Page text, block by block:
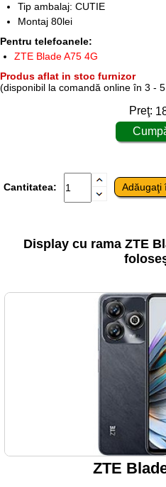
Tip ambalaj: CUTIE
Montaj 80lei
Pentru telefoanele:
ZTE Blade A75 4G
Produs aflat in stoc furnizor
(disponibil la comandă online în 3 -
Preţ:
Cantitatea:
Display cu rama ZTE
ZTE